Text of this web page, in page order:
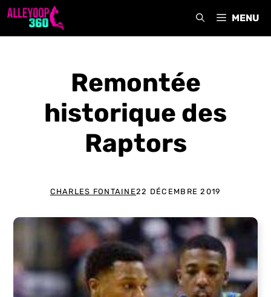
Aller
MENU
Remontée
historique des
Raptors
CHARLES FONTAINE22 DÉCEMBRE 2019